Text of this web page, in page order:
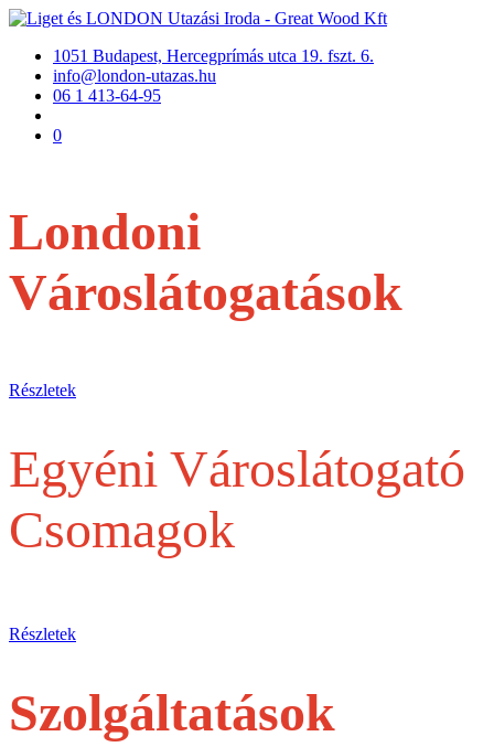
1051 Budapest, Hercegprímás utca 19. fszt. 6.
info@london-utazas.hu
06 1 413-64-95
0
Londoni
Városlátogatások
Részletek
Egyéni Városlátogató
Csomagok
Részletek
Szolgáltatások